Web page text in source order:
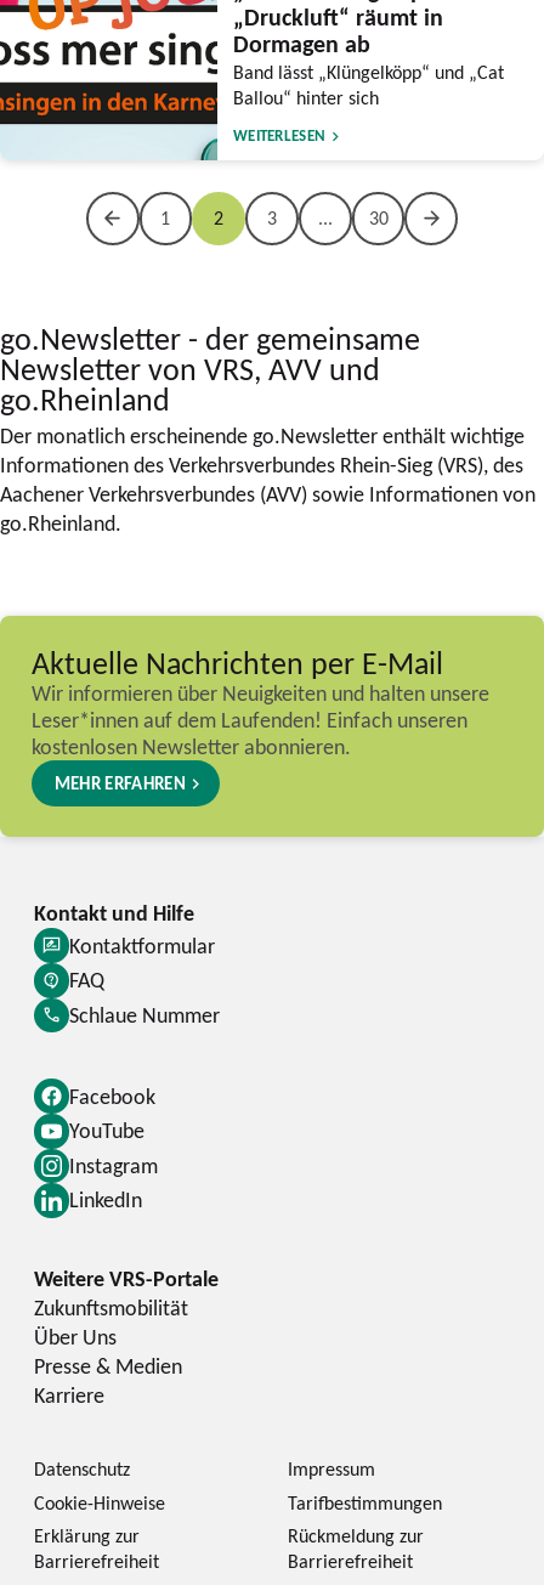
„Druckluft“ räumt in
Dormagen ab
Band lässt „Klüngelköpp“ und „Cat
Ballou“ hinter sich
WEITERLESEN
1 2 3 ... 30
go.Newsletter - der gemeinsame
Newsletter von VRS, AVV und
go.Rheinland
Der monatlich erscheinende go.Newsletter enthält wichtige
Informationen des Verkehrsverbundes Rhein-Sieg (VRS), des
Aachener Verkehrsverbundes (AVV) sowie Informationen von
go.Rheinland.
Aktuelle Nachrichten per E-Mail
Wir informieren über Neuigkeiten und halten unsere
Leser*innen auf dem Laufenden! Einfach unseren
kostenlosen Newsletter abonnieren.
MEHR ERFAHREN
Facebook
YouTube
Instagram
LinkedIn
Kontaktformular
FAQ
Schlaue Nummer
Zukunftsmobilität
Über Uns
Presse & Medien
Karriere
Datenschutz
Impressum
Cookie-Hinweise
Tarifbestimmungen
Erklärung zur
Barrierefreiheit
Rückmeldung zur
Barrierefreiheit